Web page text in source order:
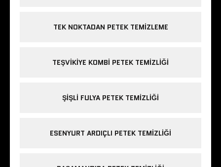
TEK NOKTADAN PETEK TEMIZLEME
TEŞVIKIYE KOMBI PETEK TEMIZLIĞI
ŞIŞLI FULYA PETEK TEMIZLIĞI
ESENYURT ARDIÇLI PETEK TEMIZLIĞI